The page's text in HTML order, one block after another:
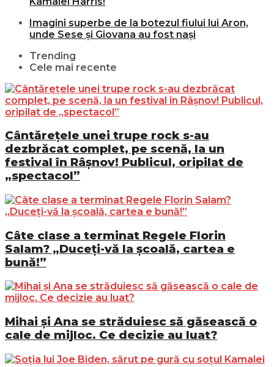
Imagini superbe de la botezul fiului lui Aron,
unde Sese și Giovana au fost nași
Trending
Cele mai recente
Cântărețele unei trupe rock s-au
dezbrăcat complet, pe scenă, la un
festival în Râșnov! Publicul, oripilat de
„spectacol”
Câte clase a terminat Regele Florin
Salam? „Duceți-vă la școală, cartea e
bună!”
Mihai și Ana se străduiesc să găsească o
cale de mijloc. Ce decizie au luat?